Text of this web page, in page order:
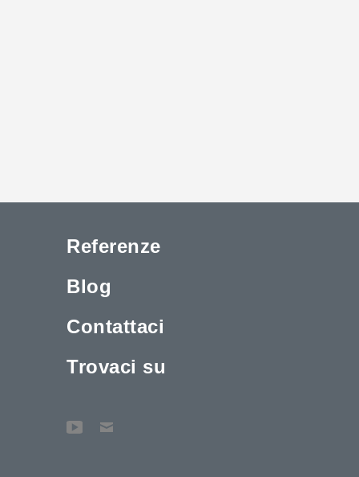
Referenze
Blog
Contattaci
Trovaci su